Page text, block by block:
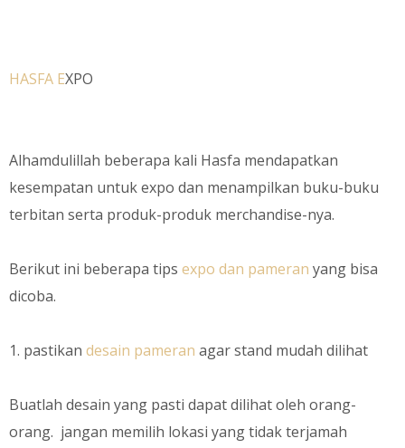
HASFA EXPO
Alhamdulillah beberapa kali Hasfa mendapatkan
kesempatan untuk expo dan menampilkan buku-buku
terbitan serta produk-produk merchandise-nya.
Berikut ini beberapa tips expo dan pameran yang bisa
dicoba.
1. pastikan desain pameran agar stand mudah dilihat
Buatlah desain yang pasti dapat dilihat oleh orang-
orang. jangan memilih lokasi yang tidak terjamah